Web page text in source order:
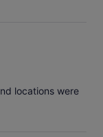
locations were